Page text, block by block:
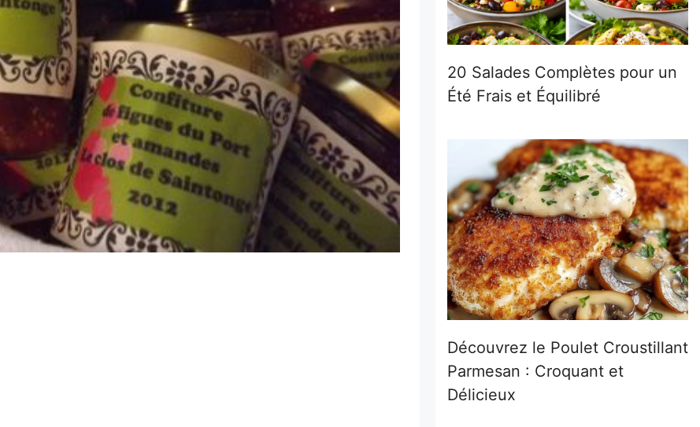
20 Salades Complètes pour un
Été Frais et Équilibré
Découvrez le Poulet Croustillant
Parmesan : Croquant et
Délicieux